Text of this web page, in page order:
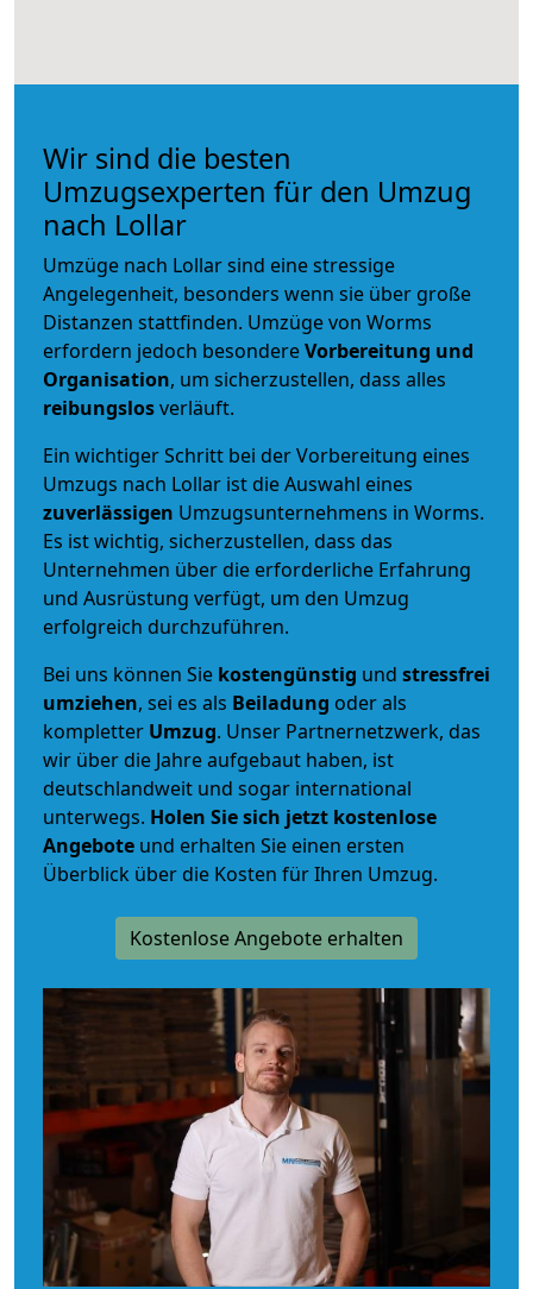
Wir sind die besten
Umzugsexperten für den Umzug
nach Lollar
Umzüge nach Lollar sind eine stressige
Angelegenheit, besonders wenn sie über große
Distanzen stattfinden. Umzüge von Worms
erfordern jedoch besondereVorbereitung und
Organisation, um sicherzustellen, dass alles
reibungslosverläuft.
Ein wichtiger Schritt bei der Vorbereitung eines
Umzugs nach Lollar ist die Auswahl eines
zuverlässigen Umzugsunternehmens in Worms.
Es ist wichtig, sicherzustellen, dass das
Unternehmen über die erforderliche Erfahrung
und Ausrüstung verfügt, um den Umzug
erfolgreich durchzuführen.
Bei uns können Sie kostengünstig und stressfrei
umziehen, sei es als Beiladung oder als
kompletter Umzug. Unser Partnernetzwerk, das
wir über die Jahre aufgebaut haben, ist
deutschlandweit und sogar international
unterwegs. Holen Sie sich jetzt kostenlose
Angebote und erhalten Sie einen ersten
Überblick über die Kosten für Ihren Umzug.
Kostenlose Angebote erhalten